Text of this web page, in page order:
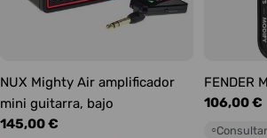
NUX Mighty Air amplificador
mini guitarra, bajo
Precio
145,00 €
FENDER
Precio
106,00 €
○